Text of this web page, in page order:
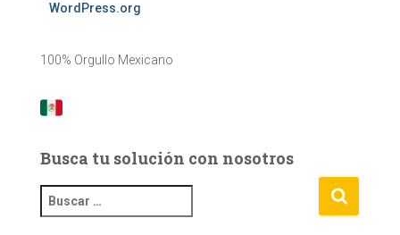
WordPress.org
100% Orgullo Mexicano
Busca tu solución con nosotros
u